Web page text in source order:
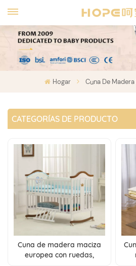
Hogar Cuna De
CATEGORÍAS DE PRODUCTO
Cuna de madera maciza
europea con ruedas,